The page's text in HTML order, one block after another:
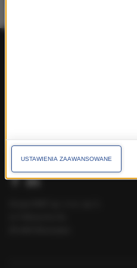
Tel.:
Email: reklama@gruparmf.pl
USTAWIENIA ZAAWANSOWANE